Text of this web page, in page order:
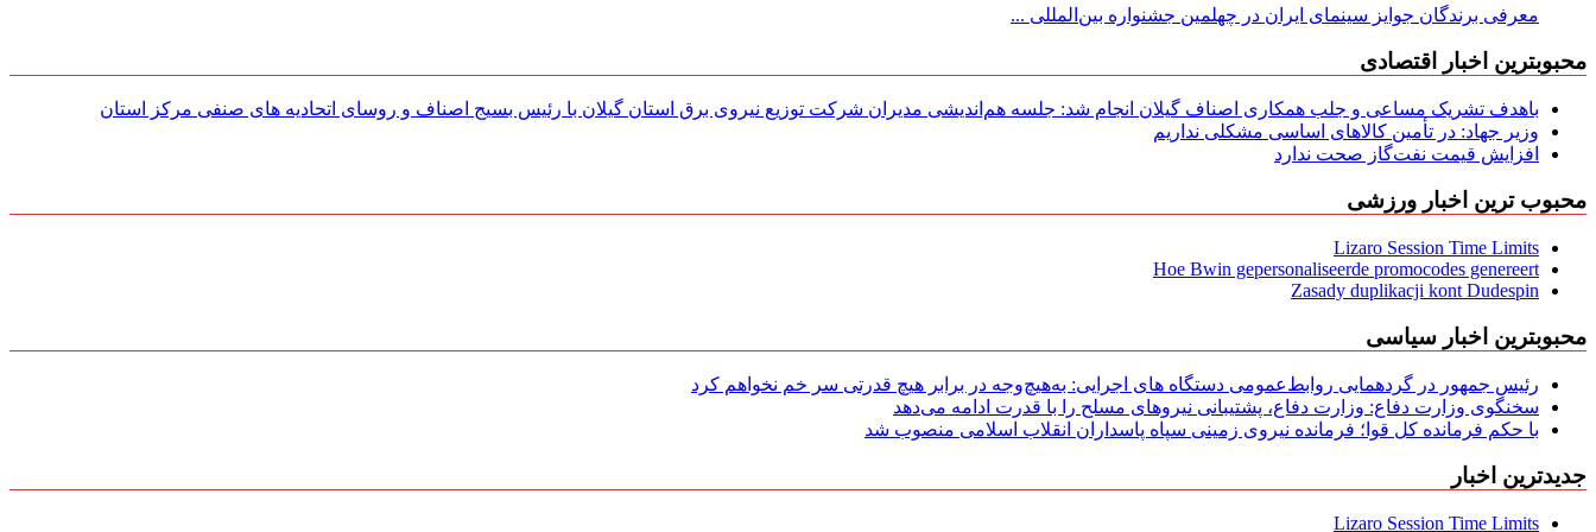
معرفی برندگان جوایز سینمای ایران در چهلمین جشنواره بین‌المللی ...
محبوبترین اخبار اقتصادی
باهدف تشریک مساعی و جلب همکاری اصناف گیلان انجام شد: جلسه هم‌اندیشی مدیران شركت توزیع نیروی برق استان گیلان با رئیس بسیج اصناف و روسای اتحادیه های صنفی مركز استان
وزیر جهاد: در تأمین کالاهای اساسی مشکلی نداریم
افزایش قیمت نفت‌گاز صحت ندارد
محبوب ترین اخبار ورزشی
Lizaro Session Time Limits
Hoe Bwin gepersonaliseerde promocodes genereert
Zasady duplikacji kont Dudespin
محبوبترین اخبار سیاسی
رئیس جمهور در گردهمایی روابط‌عمومی دستگاه های اجرایی: به‌هیچ‌وجه در برابر هیچ قدرتی سر خم نخواهم کرد
سخنگوی وزارت دفاع: وزارت دفاع، پشتیبانی نیرو‌های مسلح را با قدرت ادامه می‌دهد
با حکم فرمانده کل قوا؛ فرمانده نیروی زمینی سپاه پاسداران انقلاب اسلامی منصوب شد
جدیدترین اخبار
Lizaro Session Time Limits